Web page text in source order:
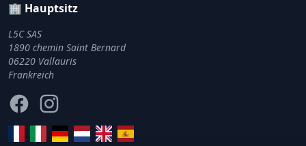
🏢 Hauptsitz
L5C SAS
1890 chemin Saint Bernard
06220 Vallauris
Frankreich
FacebookInstagram